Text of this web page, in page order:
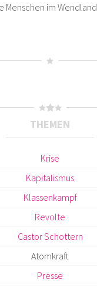
im Wendland.
THEMEN
Krise
Kapitalismus
Klassenkampf
Revolte
Castor Schottern
Atomkraft
Presse